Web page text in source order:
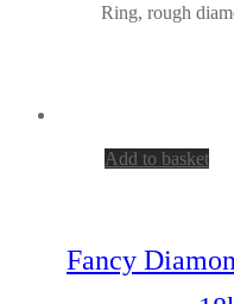
Ring, rough
Add to basket
Fancy